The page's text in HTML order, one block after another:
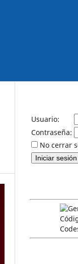
Usuario:
Contraseña:
No cerrar